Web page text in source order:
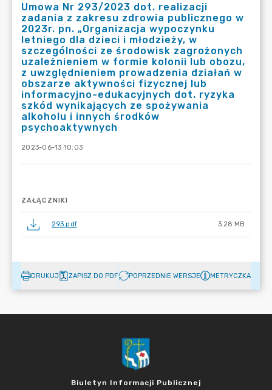
Umowa Nr 293/2023 dot. realizacji
zadania z zakresu zdrowia publicznego w
2023r. pn. „Organizacja wypoczynku
letniego dla dzieci i młodzieży, w
szczególności ze środowisk zagrożonych
uzależnieniem w formie kolonii lub obozu,
z uwzględnieniem prowadzenia działań w
obszarze aktywności fizycznej lub
informacyjno-edukacyjnych dot. ryzyka
szkód wynikających ze spożywania
alkoholu i innych środków
psychoaktywnych
2023-06-13 10:03
ZAŁĄCZNIKI
293.pdf 3.28 MB
DRUKUJ ZAPISZ DO PDF POPRZEDNIE WERSJE METRYCZKA
Biuletyn Informacji Publicznej